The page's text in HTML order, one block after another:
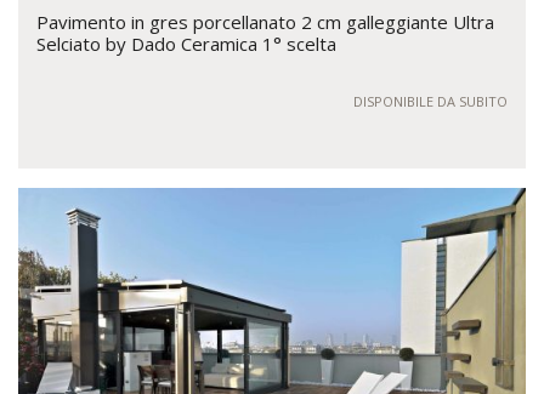
Pavimento in gres porcellanato 2 cm galleggiante Ultra
Selciato by Dado Ceramica 1° scelta
DISPONIBILE DA SUBITO